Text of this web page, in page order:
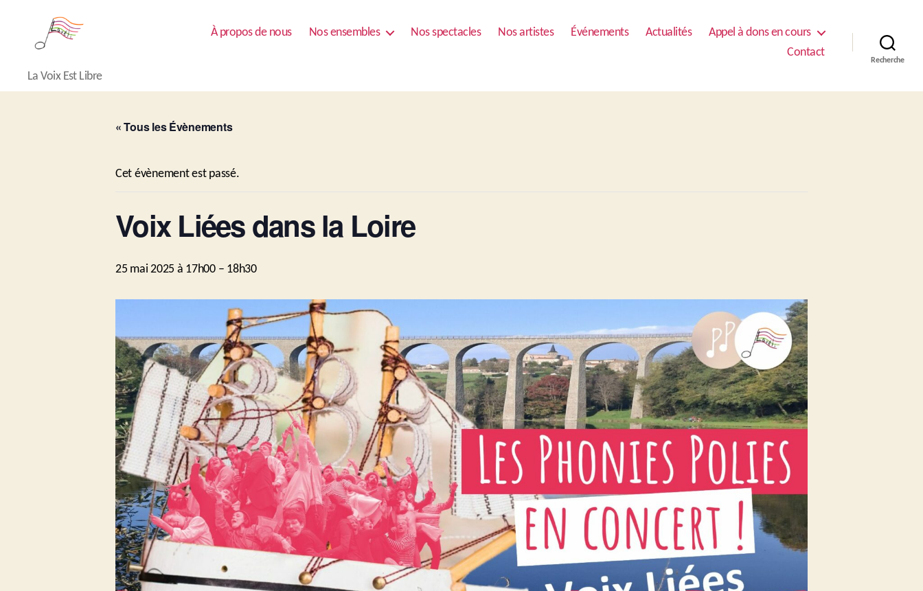
Lavéli
La Voix Est Libre
À propos de nous Nos ensembles Nos spectacles Nos artistes Événements Actualités
Appel à dons en cours
Contact
Recherche
« Tous les Évènements
Cet évènement est passé.
Voix Liées dans la Loire
25 mai 2025 à 17h00– 18h30